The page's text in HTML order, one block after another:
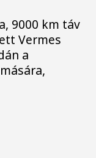
9000 km táv
Vermes
a